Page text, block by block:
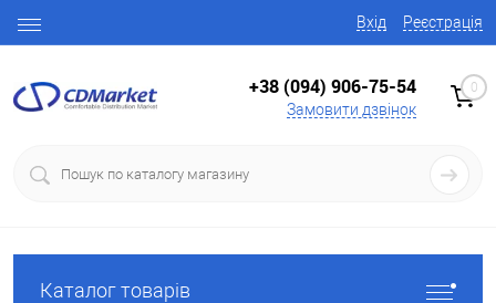
Вхід Реєстрація
+38 (094) 906-75-54
Замовити дзвінок
0
Каталог товарів